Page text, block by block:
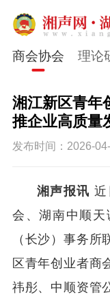
商会协会 理论
湘江新区青年
推企业高质量
发布时间：2026-
湘声报讯 近
会、湖南中顺
（长沙）事务
区青年创业者商
祎彤、中顺资管